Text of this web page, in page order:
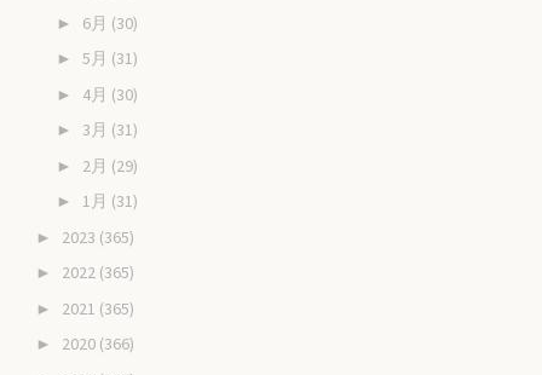
► 6月 (30)
► 5月 (31)
► 4月 (30)
► 3月 (31)
► 2月 (29)
► 1月 (31)
► 2023 (365)
► 2022 (365)
► 2021 (365)
► 2020 (366)